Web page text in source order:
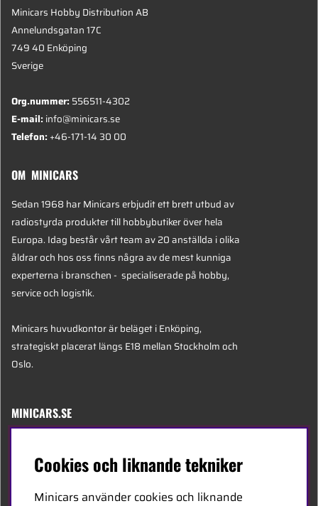
Minicars Hobby Distribution AB
Annelundsgatan 17C
749 40 Enköping
Sverige
Org.nummer:556511-4302
E-mail:info@minicars.se
Telefon:+46-171-14 30 00
OM MINICARS
Sedan 1968 har Minicars erbjudit ett brett utbud av
radiostyrda produkter till hobbybutiker över hela
Europa. Idag består vårt team av 20 anställda i olika
åldrar och hos oss finns några av de mest kunniga
experterna i branschen - specialiserade på hobby,
service och logistik.
Minicars huvudkontor är beläget i Enköping,
strategiskt placerat längs E18 mellan Stockholm och
Oslo.
MINICARS.SE
Cookies och liknande tekniker
Minicars använder cookies och liknande